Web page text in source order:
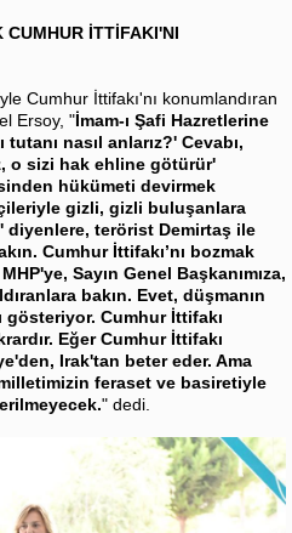
CUMHUR İTTİFAKI'NI
Cumhur İttifakı'nı konumlandıran
Ersoy, "İmam-ı Şafi Hazretlerine
nasıl anlarız?' Cevabı,
o sizi hak ehline götürür'
hükümeti devirmek
gizli, gizli buluşanlara
diyenlere, terörist Demirtaş ile
Cumhur İttifakı’nı bozmak
Sayın Genel Başkanımıza,
bakın. Evet, düşmanın
gösteriyor. Cumhur İttifakı
Eğer Cumhur İttifakı
Irak'tan beter eder. Ama
milletimizin feraset ve basiretiyle
" dedi.